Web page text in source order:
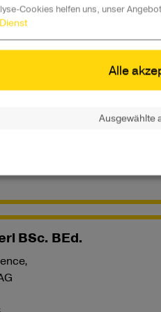
Erdpresser
Solutions and Services GmbH
BSc. BEd.
Cookies helfen uns, unser
Dienst
Ausgewählte
Alle